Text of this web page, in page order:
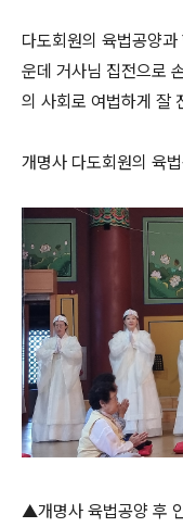
다도회원의 육법공양
운데 거사님 집전으로
의 사회로 여법하게 잘
개명사 다도회원의 육
▲개명사 육법공양 후